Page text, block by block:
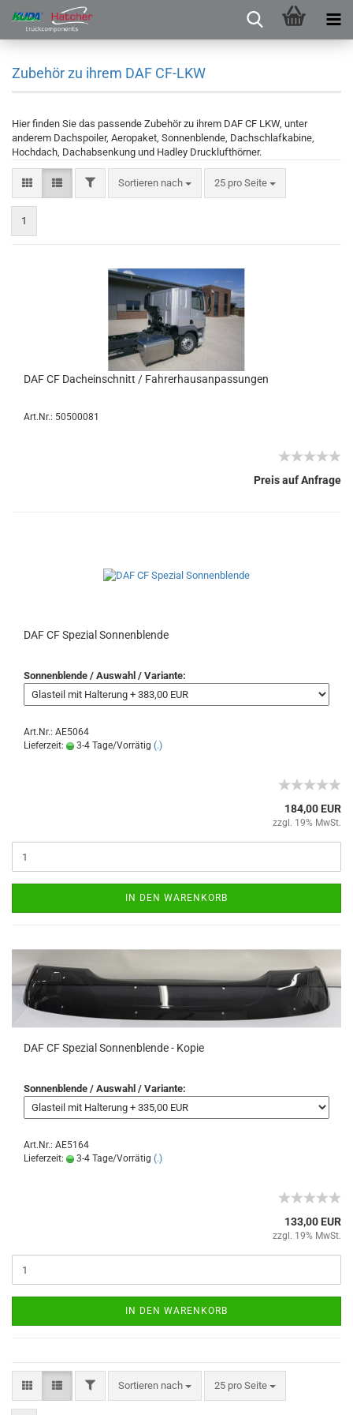
Zubehör zu ihrem DAF CF-LKW
Hier finden Sie das passende Zubehör zu ihrem DAF CF LKW, unter
anderem Dachspoiler, Aeropaket, Sonnenblende, Dachschlafkabine,
Hochdach, Dachabsenkung und Hadley Drucklufthörner.
Sortieren nach 25 pro Seite
1
DAF CF Dacheinschnitt / Fahrerhausanpassungen
Art.Nr.: 50500081
Preis auf Anfrage
DAF CF Spezial Sonnenblende
Sonnenblende / Auswahl / Variante:
Art.Nr.: AE5064
Lieferzeit:
3-4 Tage/Vorrätig (.)
184,00 EUR
zzgl. 19% MwSt.
IN DEN WARENKORB
DAF CF Spezial Sonnenblende - Kopie
Sonnenblende / Auswahl / Variante:
Art.Nr.: AE5164
Lieferzeit:
3-4 Tage/Vorrätig (.)
133,00 EUR
zzgl. 19% MwSt.
IN DEN WARENKORB
Sortieren nach 25 pro Seite